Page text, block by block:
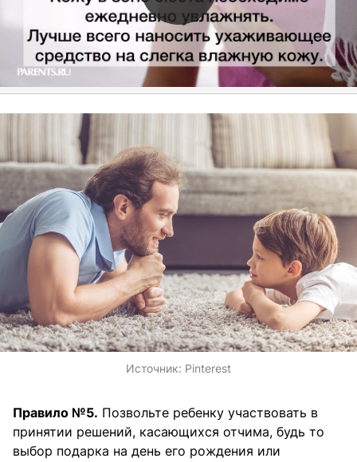
Источник: Pinterest
Правило №5. Позвольте ребенку участвовать в
принятии решений, касающихся отчима, будь то
выбор подарка на день его рождения или